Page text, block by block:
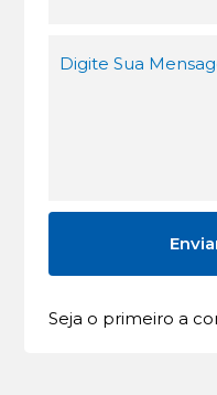
Seja o primeiro a